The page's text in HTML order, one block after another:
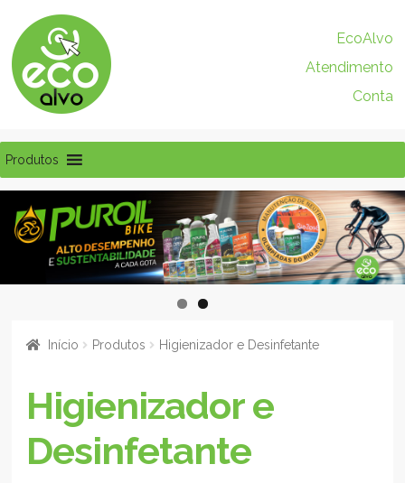
Pular
para
navegação
Pular
para
o
conteúdo
EcoAlvo
Atendimento
Conta
Produtos
Início Produtos Higienizador e Desinfetante
Higienizador e
Desinfetante